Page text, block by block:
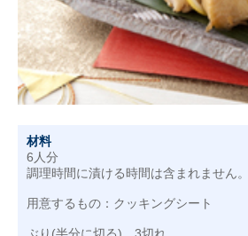
材料
6人分
調理時間に漬ける時間は含まれません。
用意するもの：クッキングシート